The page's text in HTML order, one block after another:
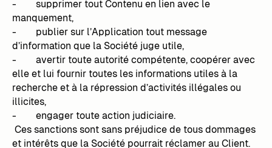
- supprimer tout Contenu en lien avec le
manquement,
- publier sur l’Application tout message
d’information que la Société juge utile,
- avertir toute autorité compétente, coopérer avec
elle et lui fournir toutes les informations utiles à la
recherche et à la répression d’activités illégales ou
illicites,
- engager toute action judiciaire.
Ces sanctions sont sans préjudice de tous dommages
et intérêts que la Société pourrait réclamer au Client.